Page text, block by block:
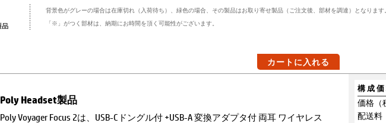
背景色がグレーの場合は在庫切れ（入荷待ち）、緑色の場合、その製品はお取り寄せ製品（ご注文後、部材を調達）となります。
「※」がつく部材は、納期にお時間を頂く可能性がございます。
カートに入れる
Poly Headset製品
Poly Voyager Focus 2は、USB-Cドングル付 +USB-A 変換アダプタ付 両耳 ワイヤレス
構成
価格（
配送料